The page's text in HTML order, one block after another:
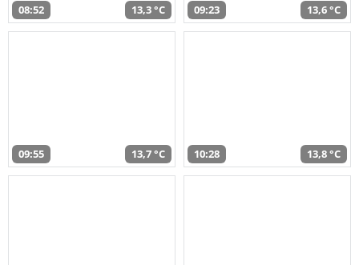
08:52 13,3 °C 09:23 13,6 °C
09:55 13,7 °C 10:28 13,8 °C